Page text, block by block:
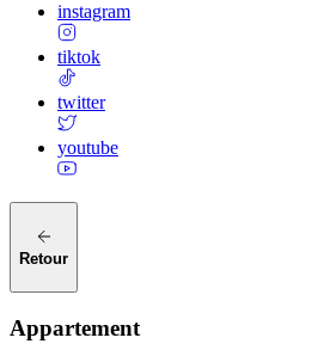
instagram
tiktok
twitter
youtube
Retour
Appartement